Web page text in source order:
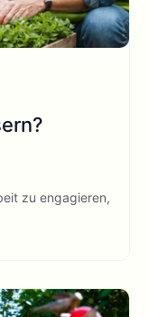
zu engagieren,